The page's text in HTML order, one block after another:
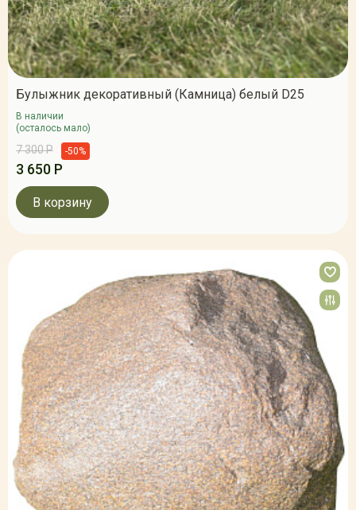
Булыжник декоративный (Камница) белый D25
В наличии
(осталось мало)
7 300 Р -50%
3 650 Р
В корзину